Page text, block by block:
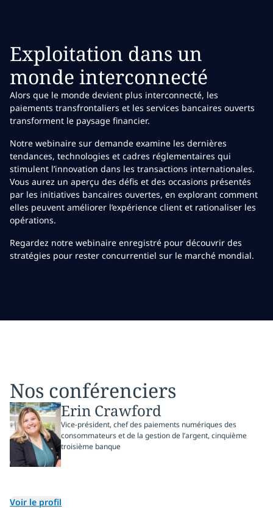
Exploitation dans un
monde interconnecté
Alors que le monde devient plus interconnecté, les
paiements transfrontaliers et les services bancaires ouverts
transforment le paysage financier.
Notre webinaire sur demande examine les dernières
tendances, technologies et cadres réglementaires qui
stimulent l’innovation dans les transactions internationales.
Vous aurez un aperçu des défis et des occasions présentés
par les initiatives bancaires ouvertes, en explorant comment
elles peuvent améliorer l’expérience client et rationaliser les
opérations.
Regardez notre webinaire enregistré pour découvrir des
stratégies pour rester concurrentiel sur le marché mondial.
Nos conférenciers
Erin Crawford
Vice-président, chef des paiements numériques des
consommateurs et de la gestion de l’argent, cinquième
troisième banque
Voir le profil